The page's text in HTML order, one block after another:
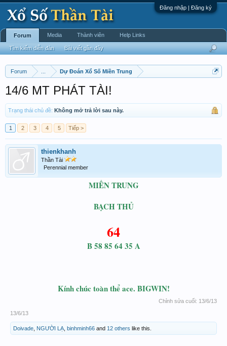
Đăng nhập | Đăng ký
Forum Dự Đoán Xổ Số Miền Trung
14/6 MT PHÁT TÀI!
Trạng thái chủ đề: Không mở trả lời sau này.
1 2 3 4 5 Tiếp >
thienkhanh
Thần Tài
Perennial member
MIỀN TRUNG
BẠCH THỦ
64
B 58 85 64 35 A
Kính chúc toàn thể ace. BIGWIN!
Chỉnh sửa cuối: 13/6/13
13/6/13
Doivade NGƯỜI LẠ binhminh66 and 12 others like this.
Forum
Tìm kiếm diễn đàn Bài viết gần đây
Media Thành viên Help Links